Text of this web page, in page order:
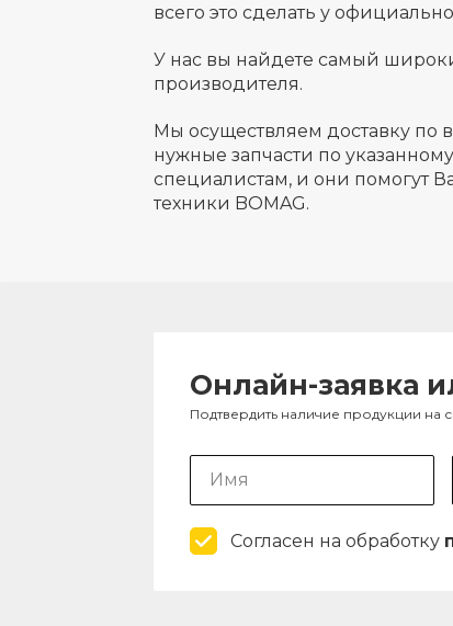
всего это сделать у
У нас вы найдете самый
производителя.
Мы осуществляем доставку по
нужные запчасти по
специалистам, и они помогут
техники BOMAG.
Онлайн-заявка
Подтвердить наличие продукции на
Согласен на обработку